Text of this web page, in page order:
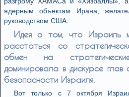
ядерным объектам Ирана,
руководством США.
Идея о том, что Израиль
расстаться со
обмен на
доминировала в дискурсе глав
безопасности Израиля.
Вот только с 7 октября